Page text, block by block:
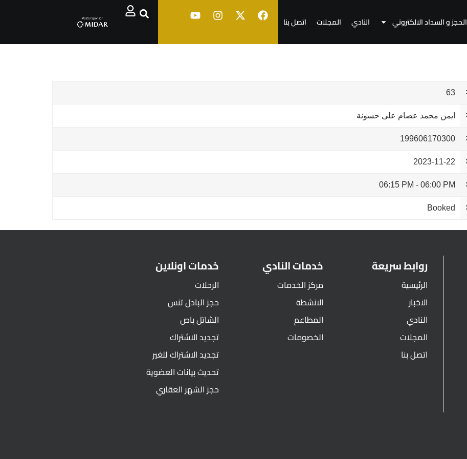
الحجز و السداد الالكتروني النادي المجلات اتصل بنا
63
ايمن محمد عصام على حسونة
199606170300
2023-11-22
06:00 PM
-
06:15 PM
Booked
روابط سريعة
الرئيسية
الاخبار
النادي
المجلات
اتصل بنا
خدمات النادي
مركز الخدمات
الانشطة
المطاعم
الخصومات
خدمات اونلاين
الرحلات
حجز البادل تنس
الشاتل باص
تجديد الاشتراك
تجديد الاشتراك للغير
تحديث بيانات العضوية
حجز الشهر العقاري